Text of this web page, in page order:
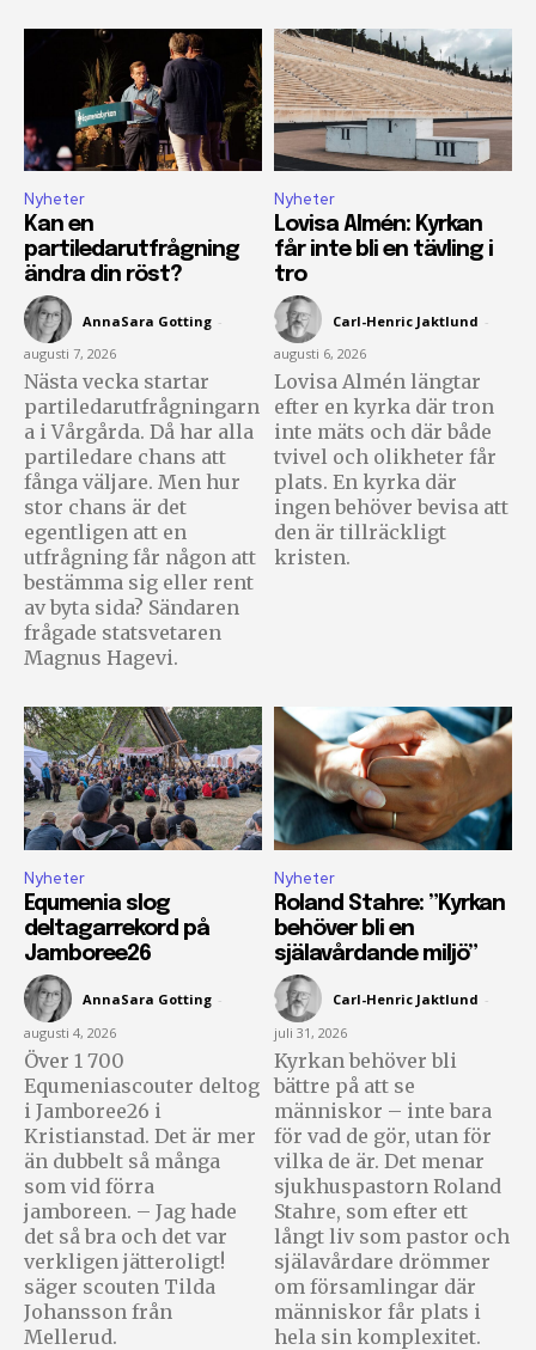
Nyheter
Kan en
partiledarutfrågning
ändra din röst?
AnnaSara Gotting -
augusti 7, 2026
Nästa vecka startar
partiledarutfrågningarn
a i Vårgårda. Då har alla
partiledare chans att
fånga väljare. Men hur
stor chans är det
egentligen att en
utfrågning får någon att
bestämma sig eller rent
av byta sida? Sändaren
frågade statsvetaren
Magnus Hagevi.
Nyheter
Lovisa Almén: Kyrkan
får inte bli en tävling i
tro
Carl-Henric Jaktlund -
augusti 6, 2026
Lovisa Almén längtar
efter en kyrka där tron
inte mäts och där både
tvivel och olikheter får
plats. En kyrka där
ingen behöver bevisa att
den är tillräckligt
kristen.
Nyheter
Equmenia slog
deltagarrekord på
Jamboree26
AnnaSara Gotting -
augusti 4, 2026
Över 1 700
Equmeniascouter deltog
i Jamboree26 i
Kristianstad. Det är mer
än dubbelt så många
som vid förra
jamboreen. – Jag hade
det så bra och det var
verkligen jätteroligt!
säger scouten Tilda
Johansson från
Mellerud.
Nyheter
Roland Stahre: ”Kyrkan
behöver bli en
själavårdande miljö”
Carl-Henric Jaktlund -
juli 31, 2026
Kyrkan behöver bli
bättre på att se
människor – inte bara
för vad de gör, utan för
vilka de är. Det menar
sjukhuspastorn Roland
Stahre, som efter ett
långt liv som pastor och
själavårdare drömmer
om församlingar där
människor får plats i
hela sin komplexitet.